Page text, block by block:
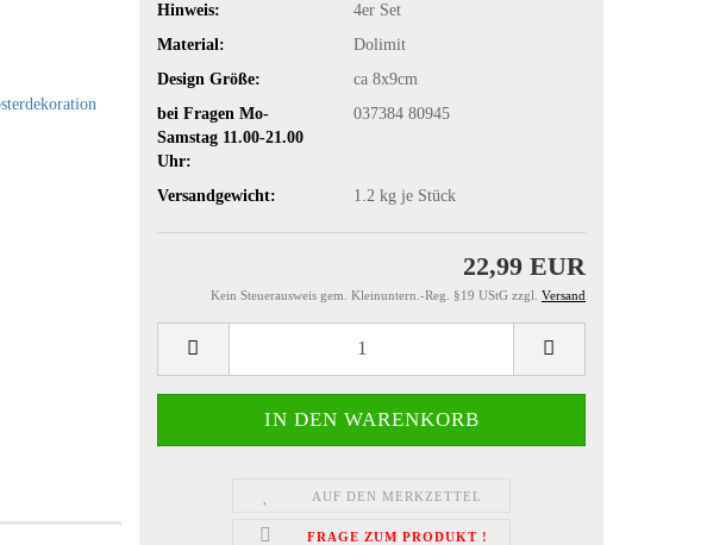
Hinweis:
4er Set
Material:
Dolimit
Design Größe:
ca 8x9cm
bei Fragen Mo-
Samstag 11.00-21.00
Uhr:
037384 80945
Versandgewicht: 1.2 kg je Stück
22,99 EUR
Kein Steuerausweis gem. Kleinuntern.-Reg. §19 UStG zzgl. Versand
AUF DEN MERKZETTEL
FRAGE ZUM PRODUKT !